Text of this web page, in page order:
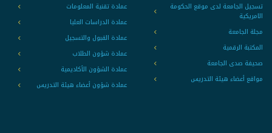
تسجيل الجامعة لدى موقع الحكومة
الامريكية
مجلة الجامعة
المكتبة الرقمية
صحيفة صدى الجامعة
مواقع أعضاء هيئة التدريس
عمادة تقنية المعلومات
عمادة الدراسات العليا
عمادة القبول والتسجيل
عمادة شؤون الطلاب
عمادة الشؤون الأكاديمية
عمادة شؤون أعضاء هيئة التدريس